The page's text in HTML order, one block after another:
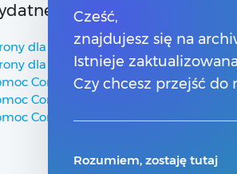
linki
dla Klientów
dla Partnerów
Comarch Betterfly
Comarch e-Sklep
Comarch HRM
Znajdź
Cześć,
znajdujesz się na
Istnieje
Czy chcesz przejść do
Rozumiem, zostaję tutaj